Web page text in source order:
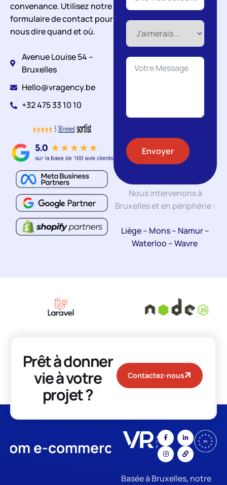
convenance. Utilisez notre
formulaire de contact pour
nous dire quand et où.
Avenue Louise 54 –
Bruxelles
Hello@vragency.be
+32 475 33 10 10
Envoyer
Nous intervenons à
Bruxelles et en périphérie :
Liège– Mons– Namur–
Waterloo –Wavre
Prêt à donner
vie à votre
projet ?
Contactez-nous
App Development
Basée à Bruxelles, notre